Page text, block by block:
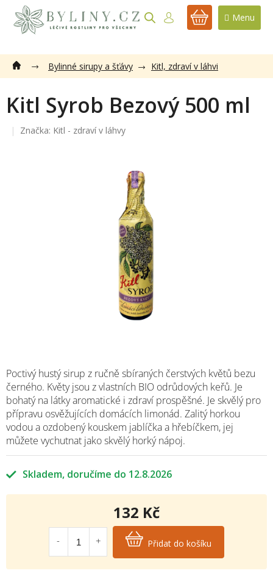
obsah
NÁKUPNÍ
Bylinné sirupy a šťávy Kitl, zdraví v láhvi
Kitl Syrob Bezový 500 ml
Značka: Kitl - zdraví v láhvy
Skladem 12.8.2026
Poctivý hustý sirup z ručně sbíraných čerstvých květů bezu
černého. Květy jsou z vlastních BIO odrůdových keřů. Je
bohatý na látky aromatické i zdraví prospěšné. Je skvělý pro
přípravu osvěžujících domácích limonád. Zalitý horkou
vodou a ozdobený kouskem jablíčka a hřebíčkem, jej
můžete vychutnat jako skvělý horký nápoj.
132 Kč
Měrná
cena:
Přidat do košíku